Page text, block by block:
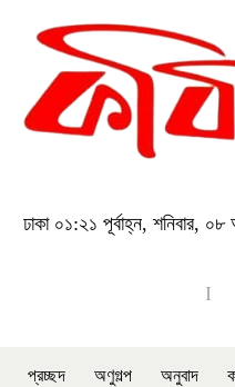
ঢাকা ০১:২১ পূর্বাহ্ন, শনিবার,
প্রচ্ছদ অণুগল্প অনুবাদ